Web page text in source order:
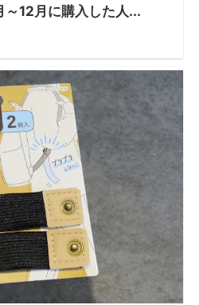
12月に購入した人...